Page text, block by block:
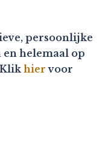
persoonlijke
helemaal op
hier voor